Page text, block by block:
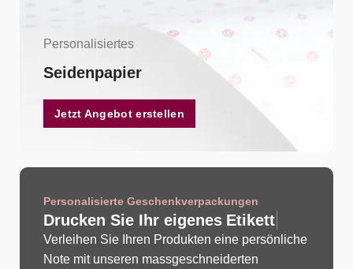
Personalisiertes
Seidenpapier
Jetzt Angebot erstellen
Personalisierte Geschenkverpackungen
Drucken Sie Ihr eigenes Eti kett
Verleihen Sie Ihren Produkten eine persönliche
Note mit unseren massgeschneiderten